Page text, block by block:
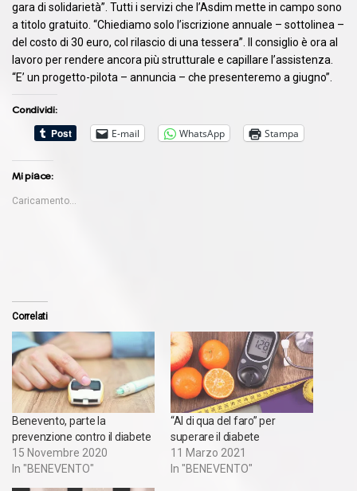
gara di solidarietà”. Tutti i servizi che l’Asdim mette in campo sono
a titolo gratuito. “Chiediamo solo l’iscrizione annuale – sottolinea –
del costo di 30 euro, col rilascio di una tessera”. Il consiglio è ora al
lavoro per rendere ancora più strutturale e capillare l’assistenza.
“E’ un progetto-pilota – annuncia – che presenteremo a giugno”.
Condividi:
E-mail
WhatsApp Stampa
Mi piace:
Caricamento...
Correlati
Benevento, parte la
prevenzione contro il diabete
15 Novembre 2020
In "BENEVENTO"
“Al di qua del faro” per
superare il diabete
11 Marzo 2021
In "BENEVENTO"